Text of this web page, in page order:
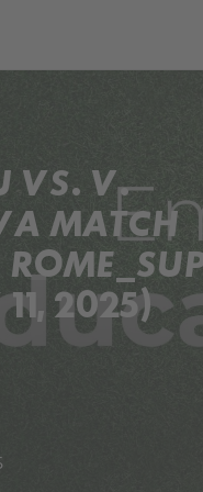
VS. V.
MATCH
2025)